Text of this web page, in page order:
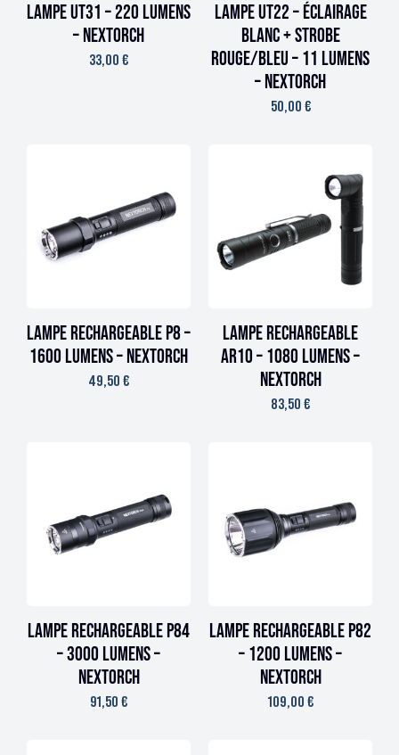
Lampe UT31 – 220 lumens
– Nextorch
33,00 €
Lampe UT22 – éclairage
blanc + strobe
rouge/bleu – 11 lumens
– Nextorch
50,00 €
Lampe rechargeable P8 –
1600 lumens – Nextorch
49,50 €
Lampe rechargeable
AR10 – 1080 lumens –
Nextorch
83,50 €
Lampe rechargeable P84
– 3000 lumens –
Nextorch
91,50 €
Lampe rechargeable P82
– 1200 lumens –
Nextorch
109,00 €